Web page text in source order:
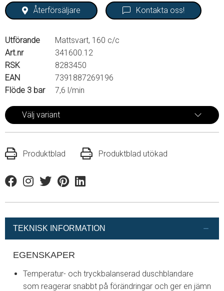
Återförsäljare Kontakta oss!
Utförande
Mattsvart, 160 c/c
Art.nr
341600.12
RSK
8283450
EAN
7391887269196
Flöde 3 bar
7,6 l/min
Välj variant
Produktblad Produktblad utökad
FacebookInstagram
TwitterPinterestLinkedin
TEKNISK INFORMATION
EGENSKAPER
Temperatur- och tryckbalanserad duschblandare
som reagerar snabbt på förändringar och ger en jämn